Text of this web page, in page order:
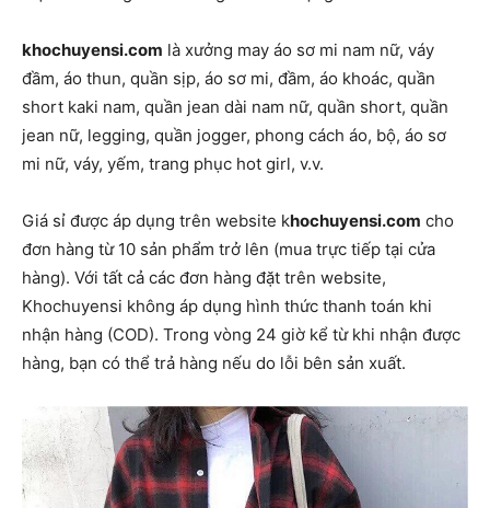
khochuyensi.com là xưởng may áo sơ mi nam nữ, váy
đầm, áo thun, quần sịp, áo sơ mi, đầm, áo khoác, quần
short kaki nam, quần jean dài nam nữ, quần short, quần
jean nữ, legging, quần jogger, phong cách áo, bộ, áo sơ
mi nữ, váy, yếm, trang phục hot girl, v.v.
Giá sỉ được áp dụng trên website khochuyensi.com cho
đơn hàng từ 10 sản phẩm trở lên (mua trực tiếp tại cửa
hàng). Với tất cả các đơn hàng đặt trên website,
Khochuyensi không áp dụng hình thức thanh toán khi
nhận hàng (COD). Trong vòng 24 giờ kể từ khi nhận được
hàng, bạn có thể trả hàng nếu do lỗi bên sản xuất.